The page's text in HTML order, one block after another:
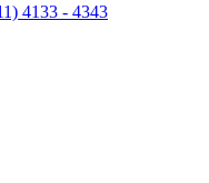
4133 - 4343